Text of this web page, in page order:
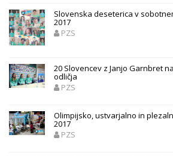
Slovenska deseterica v
2017
PZS
20 Slovencev z Janjo Garnbret
odličja
PZS
Olimpijsko, ustvarjalno in
2017
PZS